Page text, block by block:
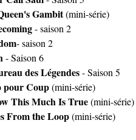
Gambit(mini-série)
- saison 2
- saison 2
- Saison 6
des Légendes- Saison 5
pour Coup(mini-série)
This Much Is True(mini-série)
From the Loop(mini-série)